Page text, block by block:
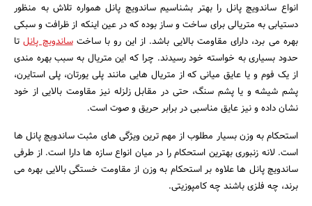
انواع ساندویچ پانل را بهتر بشناسیم ساندویچ پانل همواره تلاش به منظور
دستیابی به متریالی برای ساخت و ساز بوده که در عین اینکه از ظرافت و سبکی
بهره می برد، دارای مقاومت بالایی باشد. از این رو با ساختساندویچ پانلتا
حدود بسیاری به خواسته خود رسیدند. چرا که این متریال به سبب بهره مندی
از یک فوم و یا عایق میانی که از متریال هایی مانند پلی یورتان، پلی استایرن،
پشم شیشه و یا پشم سنگ، حتی در مقابل زلزله نیز مقاومت بالایی از خود
نشان داده و نیز عایق مناسبی در برابر حریق و صوت است.
استحکام به وزن بسیار مطلوب از مهم ترین ویژگی های مثبت ساندویچ پانل ها
است. لانه زنبوری بهترین استحکام را در میان انواع سازه ها دارا است. از طرفی
ساندویچ پانل ها علاوه بر استحکام به وزن از مقاومت خستگی بالایی بهره می
برند، چه فلزی باشند چه کامپوزیتی.